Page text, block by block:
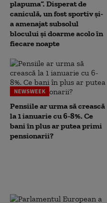
plapuma”. Disperat de
caniculă, un fost sportiv și-
a amenajat subsolul
blocului și doarme acolo în
fiecare noapte
NEWSWEEK
Pensiile ar urma să crească
la 1 ianuarie cu 6-8%. Ce
bani în plus ar putea primi
pensionarii?